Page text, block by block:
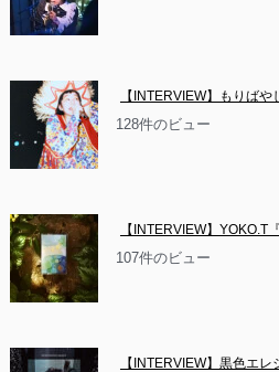
【INTERVIEW】もりば
128件のビュー
【INTERVIEW】YOKO.T
107件のビュー
【INTERVIEW】黒色エ